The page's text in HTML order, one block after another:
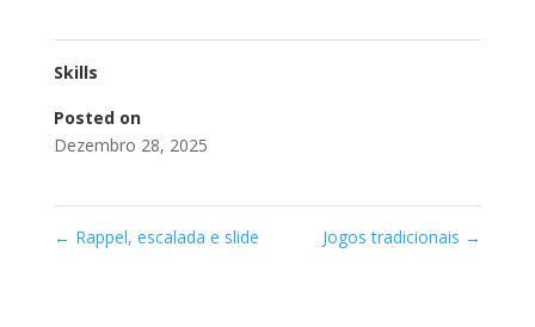
Skills
Posted on
Dezembro 28, 2025
← Rappel, escalada e slide Jogos tradicionais →